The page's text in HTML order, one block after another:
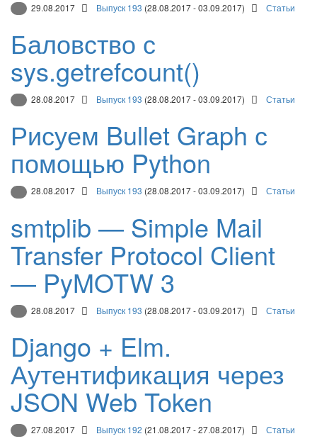
29.08.2017 Выпуск 193 (28.08.2017 - 03.09.2017) Статьи
Баловство с
sys.getrefcount()
28.08.2017 Выпуск 193 (28.08.2017 - 03.09.2017) Статьи
Рисуем Bullet Graph с
помощью Python
28.08.2017 Выпуск 193 (28.08.2017 - 03.09.2017) Статьи
smtplib — Simple Mail
Transfer Protocol Client
— PyMOTW 3
28.08.2017 Выпуск 193 (28.08.2017 - 03.09.2017) Статьи
Django + Elm.
Аутентификация через
JSON Web Token
27.08.2017 Выпуск 192 (21.08.2017 - 27.08.2017) Статьи